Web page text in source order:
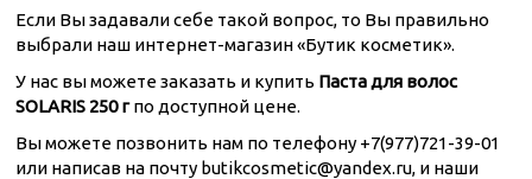
Если Вы задавали себе такой вопрос, то Вы правильно
выбрали наш интернет-магазин «Бутик косметик».
У нас вы можете заказать и купить Паста для волос
SOLARIS 250 гпо доступной цене.
Вы можете позвонить нам по телефону +7(977)721-39-01
или написав на почту butikcosmetic@yandex.ru, и наши